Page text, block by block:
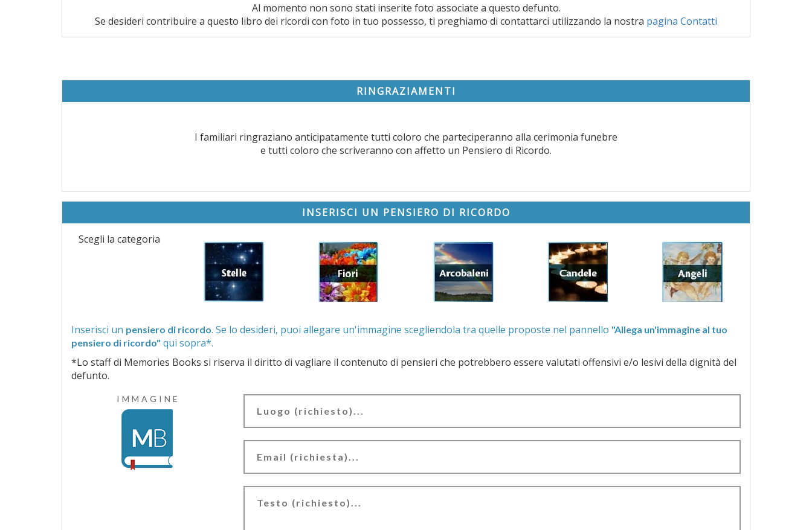
Al momento non sono stati inserite foto associate a questo defunto.
Se desideri contribuire a questo libro dei ricordi con foto in tuo possesso, ti preghiamo di contattarci utilizzando la nostra pagina Contatti
RINGRAZIAMENTI
I familiari ringraziano anticipatamente tutti coloro che parteciperanno alla cerimonia funebre
e tutti coloro che scriveranno con affetto un Pensiero di Ricordo.
INSERISCI UN PENSIERO DI RICORDO
Scegli la categoria
Inserisci un pensiero di ricordo . Se lo desideri, puoi allegare un'immagine scegliendola tra quelle proposte nel pannello "Allega un'immagine al tuo
pensiero di ricordo" qui sopra*.
*Lo staff di Memories Books si riserva il diritto di vagliare il contenuto di pensieri che potrebbero essere valutati offensivi e/o lesivi della dignità del
defunto.
IMMAGINE